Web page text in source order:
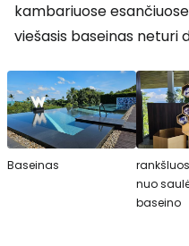
kambariuose
viešasis baseinas neturi
Baseinas
nuo
baseino